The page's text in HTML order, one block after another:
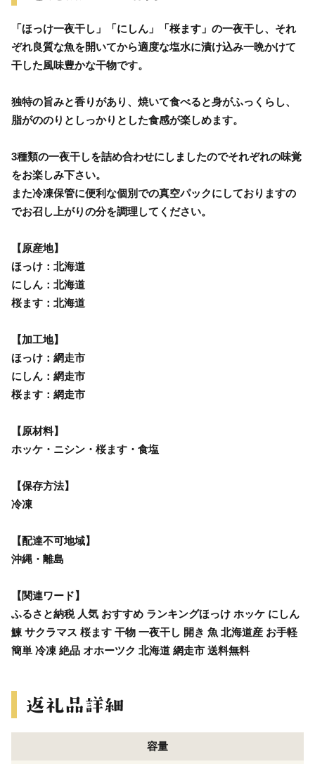
「ほっけ一夜干し」「にしん」「桜ます」の一夜干し、それ
ぞれ良質な魚を開いてから適度な塩水に漬け込み一晩かけて
干した風味豊かな干物です。
独特の旨みと香りがあり、焼いて食べると身がふっくらし、
脂がののりとしっかりとした食感が楽しめます。
3種類の一夜干しを詰め合わせにしましたのでそれぞれの味覚
をお楽しみ下さい。
また冷凍保管に便利な個別での真空パックにしておりますの
でお召し上がりの分を調理してください。
【原産地】
ほっけ：北海道
にしん：北海道
桜ます：北海道
【加工地】
ほっけ：網走市
にしん：網走市
桜ます：網走市
【原材料】
ホッケ・ニシン・桜ます・食塩
【保存方法】
冷凍
【配達不可地域】
沖縄・離島
【関連ワード】
ふるさと納税 人気 おすすめ ランキングほっけ ホッケ にしん
鰊 サクラマス 桜ます 干物 一夜干し 開き 魚 北海道産 お手軽
簡単 冷凍 絶品 オホーツク 北海道 網走市 送料無料
容量